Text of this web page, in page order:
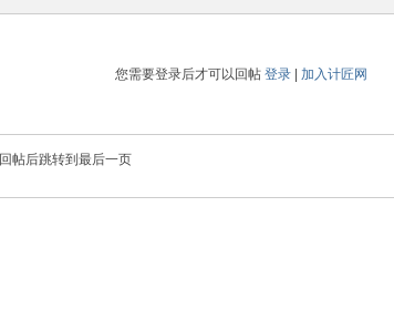
您需要登录后才可以回帖 登录| 加入计匠网
回帖后跳转到最后一页